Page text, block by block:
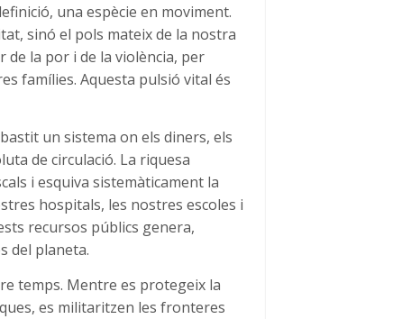
una espècie en moviment.
sinó el pols mateix de la nostra
la por i de la violència, per
famílies. Aquesta pulsió vital és
un sistema on els diners, els
de circulació. La riquesa
i esquiva sistemàticament la
hospitals, les nostres escoles i
recursos públics genera,
del planeta.
temps. Mentre es protegeix la
es militaritzen les fronteres